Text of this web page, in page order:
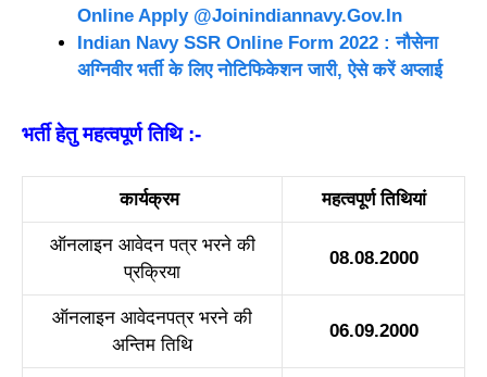
Online Apply @Joinindiannavy.Gov.In
Indian Navy SSR Online Form 2022 : नौसेना
अग्निवीर भर्ती के लिए नोटिफिकेशन जारी, ऐसे करें अप्लाई
भर्ती हेतु महत्वपूर्ण तिथि :-
कार्यक्रम महत्वपूर्ण तिथियां
ऑनलाइन आवेदन पत्र भरने की
प्रक्रिया
08.08.2000
ऑनलाइन आवेदनपत्र भरने की
अन्तिम तिथि
06.09.2000